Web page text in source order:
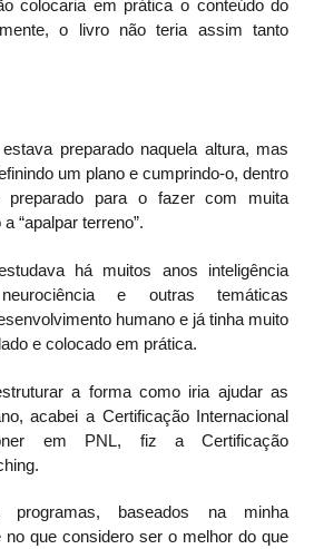
colocaria em prática o conteúdo do
o livro não teria assim tanto
preparado naquela altura, mas
um plano e cumprindo-o, dentro
para o fazer com muita
“apalpar terreno”.
há muitos anos inteligência
e outras temáticas
humano e já tinha muito
e colocado em prática.
a forma como iria ajudar as
acabei a Certificação Internacional
em PNL, fiz a Certificação
baseados na minha
no que considero ser o melhor do que